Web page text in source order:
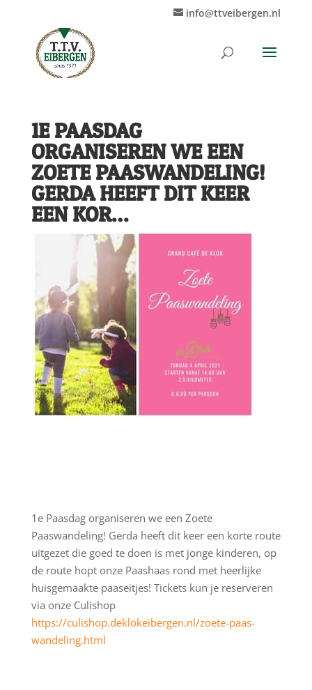
info@ttveibergen.nl
1E PAASDAG
ORGANISEREN WE EEN
ZOETE PAASWANDELING!
GERDA HEEFT DIT KEER
EEN KOR…
1e Paasdag organiseren we een Zoete
Paaswandeling! Gerda heeft dit keer een korte route
uitgezet die goed te doen is met jonge kinderen, op
de route hopt onze Paashaas rond met heerlijke
huisgemaakte paaseitjes! Tickets kun je reserveren
via onze Culishop
https://culishop.deklokeibergen.nl/zoete-paas-
wandeling.html